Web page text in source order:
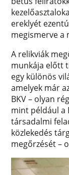
ereklyét
megismerve
A relikviák
munkája előtt
egy különös
amelyek már
BKV – olyan
mint például a
társadalmi
közlekedés
megőrzését –